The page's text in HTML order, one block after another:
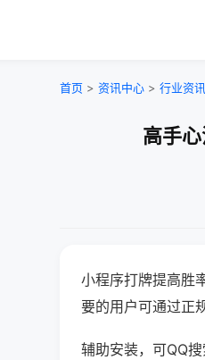
首页 > 资讯中心 > 行业资讯
高手
小程序打牌提高胜
要的用户可通过正
辅助安装，可QQ